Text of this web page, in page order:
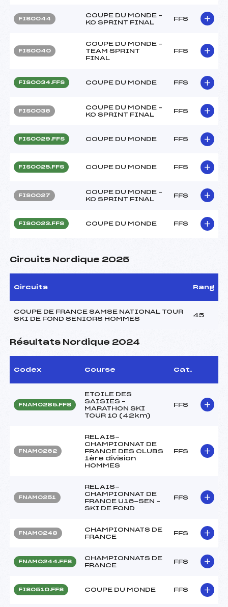
FIS0044
COUPE DU MONDE –
KO SPRINT FINAL
FFS
FIS0040
COUPE DU MONDE –
TEAM SPRINT
FINAL
FFS
FIS0034.FFS COUPE DU MONDE FFS
FIS0036
COUPE DU MONDE –
KO SPRINT FINAL
FFS
FIS0029.FFS COUPE DU MONDE FFS
FIS0025.FFS COUPE DU MONDE FFS
FIS0027
COUPE DU MONDE –
KO SPRINT FINAL
FFS
FIS0023.FFS COUPE DU MONDE FFS
Circuits Nordique 2025
Circuits Rang
COUPE DE FRANCE SAMSE NATIONAL TOUR
SKI DE FOND SENIORS HOMMES
45
Résultats Nordique 2024
Codex Course Cat.
FNAM0285.FFS
ETOILE DES
SAISIES –
MARATHON SKI
TOUR 10 (42km)
FFS
FNAM0262
RELAIS-
CHAMPIONNAT DE
FRANCE DES CLUBS
1ère division
HOMMES
FFS
FNAM0251
RELAIS-
CHAMPIONNAT DE
FRANCE U16-SEN –
SKI DE FOND
FFS
FNAM0248
CHAMPIONNATS DE
FRANCE
FFS
FNAM0244.FFS
CHAMPIONNATS DE
FRANCE
FFS
FIS0510.FFS COUPE DU MONDE FFS